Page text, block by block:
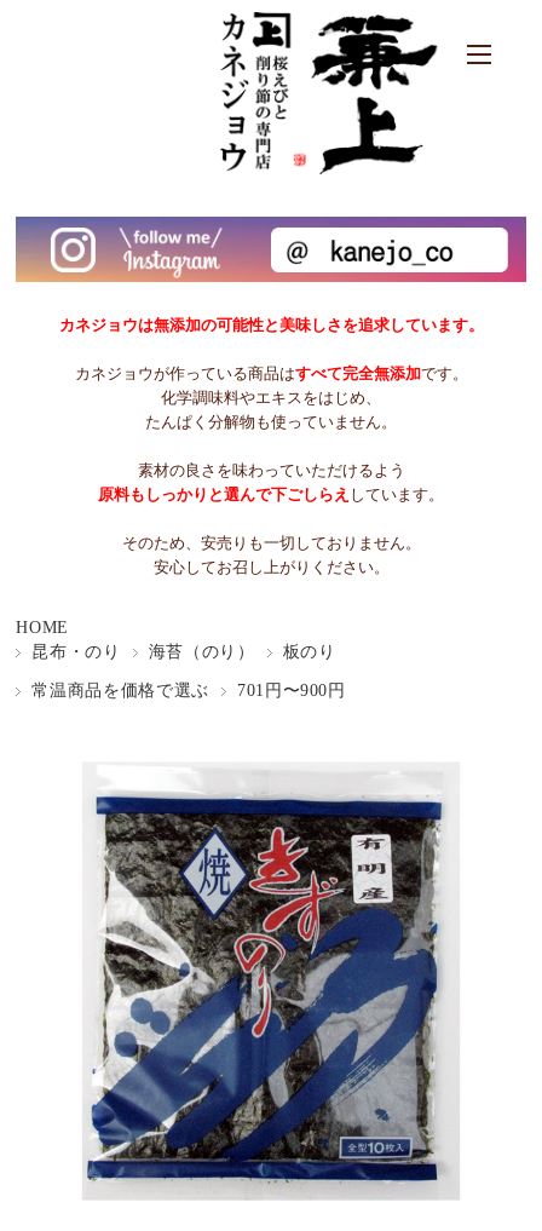
カネジョウは無添加の可能性と美味しさを追求しています。
カネジョウが作っている商品はすべて完全無添加です。
化学調味料やエキスをはじめ、
たんぱく分解物も使っていません。
素材の良さを味わっていただけるよう
原料もしっかりと選んで下ごしらえ しています。
そのため、安売りも一切しておりません。
安心してお召し上がりください。
HOME
昆布・のり
海苔（のり） 板のり
常温商品を価格で選ぶ 701円〜900円